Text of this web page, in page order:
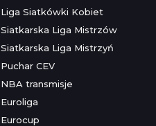
Liga Siatkówki Kobiet
Siatkarska Liga Mistrzów
Siatkarska Liga Mistrzyń
Puchar CEV
NBA transmisje
Euroliga
Eurocup